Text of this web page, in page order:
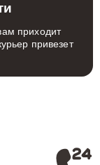
приходит
привезет